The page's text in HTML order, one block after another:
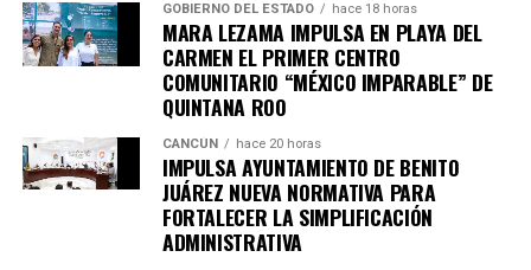
GOBIERNO DEL ESTADO hace 18 horas
MARA LEZAMA IMPULSA EN PLAYA DEL
CARMEN EL PRIMER CENTRO
COMUNITARIO “MÉXICO IMPARABLE” DE
QUINTANA ROO
CANCÚN hace 20 horas
IMPULSA AYUNTAMIENTO DE BENITO
JUÁREZ NUEVA NORMATIVA PARA
FORTALECER LA SIMPLIFICACIÓN
ADMINISTRATIVA